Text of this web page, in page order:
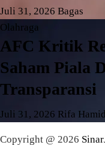
Juli 31, 2026 Bagas
Olahraga
AFC Kritik
Saham Piala
Transparansi
Juli 31, 2026 Rifa Hamid
Copyright @ 2026